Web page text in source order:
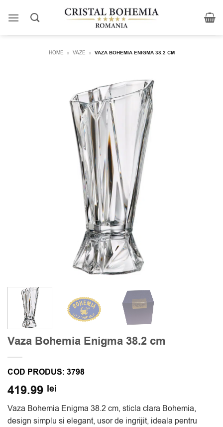
HOME » VAZE » VAZA BOHEMIA ENIGMA 38.2 CM
Vaza Bohemia Enigma 38.2 cm
COD PRODUS: 3798
419.99 lei
Vaza Bohemia Enigma 38.2 cm, sticla clara Bohemia,
design simplu si elegant, usor de ingrijit, ideala pentru